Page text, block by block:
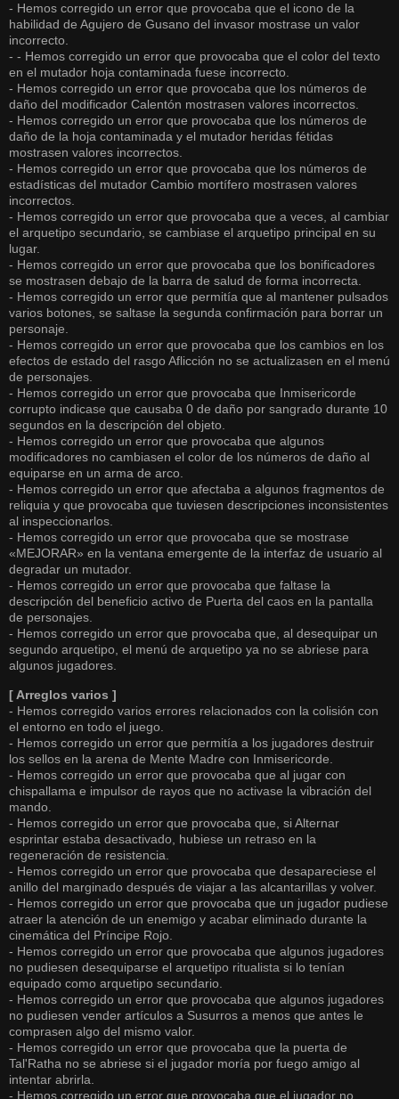
- Hemos corregido un error que provocaba que el icono de la
habilidad de Agujero de Gusano del invasor mostrase un valor
incorrecto.
- - Hemos corregido un error que provocaba que el color del texto
en el mutador hoja contaminada fuese incorrecto.
- Hemos corregido un error que provocaba que los números de
daño del modificador Calentón mostrasen valores incorrectos.
- Hemos corregido un error que provocaba que los números de
daño de la hoja contaminada y el mutador heridas fétidas
mostrasen valores incorrectos.
- Hemos corregido un error que provocaba que los números de
estadísticas del mutador Cambio mortífero mostrasen valores
incorrectos.
- Hemos corregido un error que provocaba que a veces, al cambiar
el arquetipo secundario, se cambiase el arquetipo principal en su
lugar.
- Hemos corregido un error que provocaba que los bonificadores
se mostrasen debajo de la barra de salud de forma incorrecta.
- Hemos corregido un error que permitía que al mantener pulsados
varios botones, se saltase la segunda confirmación para borrar un
personaje.
- Hemos corregido un error que provocaba que los cambios en los
efectos de estado del rasgo Aflicción no se actualizasen en el menú
de personajes.
- Hemos corregido un error que provocaba que Inmisericorde
corrupto indicase que causaba 0 de daño por sangrado durante 10
segundos en la descripción del objeto.
- Hemos corregido un error que provocaba que algunos
modificadores no cambiasen el color de los números de daño al
equiparse en un arma de arco.
- Hemos corregido un error que afectaba a algunos fragmentos de
reliquia y que provocaba que tuviesen descripciones inconsistentes
al inspeccionarlos.
- Hemos corregido un error que provocaba que se mostrase
«MEJORAR» en la ventana emergente de la interfaz de usuario al
degradar un mutador.
- Hemos corregido un error que provocaba que faltase la
descripción del beneficio activo de Puerta del caos en la pantalla
de personajes.
- Hemos corregido un error que provocaba que, al desequipar un
segundo arquetipo, el menú de arquetipo ya no se abriese para
algunos jugadores.
[ Arreglos varios ]
- Hemos corregido varios errores relacionados con la colisión con
el entorno en todo el juego.
- Hemos corregido un error que permitía a los jugadores destruir
los sellos en la arena de Mente Madre con Inmisericorde.
- Hemos corregido un error que provocaba que al jugar con
chispallama e impulsor de rayos que no activase la vibración del
mando.
- Hemos corregido un error que provocaba que, si Alternar
esprintar estaba desactivado, hubiese un retraso en la
regeneración de resistencia.
- Hemos corregido un error que provocaba que desapareciese el
anillo del marginado después de viajar a las alcantarillas y volver.
- Hemos corregido un error que provocaba que un jugador pudiese
atraer la atención de un enemigo y acabar eliminado durante la
cinemática del Príncipe Rojo.
- Hemos corregido un error que provocaba que algunos jugadores
no pudiesen desequiparse el arquetipo ritualista si lo tenían
equipado como arquetipo secundario.
- Hemos corregido un error que provocaba que algunos jugadores
no pudiesen vender artículos a Susurros a menos que antes le
comprasen algo del mismo valor.
- Hemos corregido un error que provocaba que la puerta de
Tal'Ratha no se abriese si el jugador moría por fuego amigo al
intentar abrirla.
- Hemos corregido un error que provocaba que el jugador no